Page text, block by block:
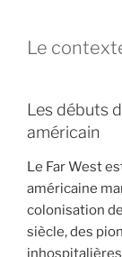
Le
Les débuts
américain
Le Far West
américaine
colonisation
siècle, des